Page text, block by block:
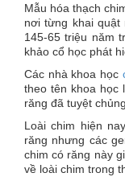
Mẫu hóa thạch
nơi từng khai quật
145-65 triệu năm
khảo cổ học phát
Các nhà khoa học
theo tên khoa học
răng đã tuyệt
Loài chim hiện
răng nhưng các
chim có răng này
về loài chim trong